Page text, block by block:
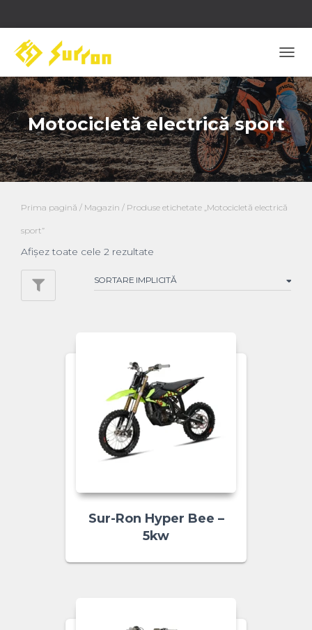
Motocicletă electrică sport
Prima pagină / Magazin / Produse etichetate „Motocicletă electrică
sport”
Afișez toate cele 2 rezultate
Sur-Ron Hyper Bee –
5kw